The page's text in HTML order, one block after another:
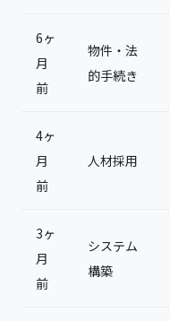
6ヶ
月
前
物件・法
的手続き
4ヶ
月
前
人材採用
3ヶ
月
前
システム
構築